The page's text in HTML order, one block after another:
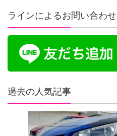
ラインによるお問い合わせ
過去の人気記事